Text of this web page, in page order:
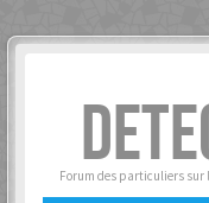
Forum des particuliers sur